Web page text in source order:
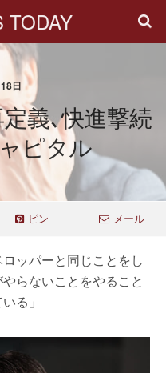
TODAY
日
義､快進撃続
ピタル
ピン メール
ッパーと同じことをし
らないことをやること
る」